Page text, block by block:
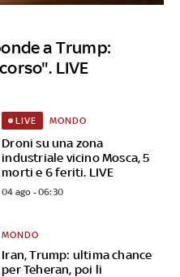
a Trump:
LIVE
Droni su una zona
industriale vicino Mosca, 5
morti e 6 feriti. LIVE
LIVE MONDO
04 ago - 06:30
Iran, Trump: ultima chance
per Teheran, poi li
MONDO